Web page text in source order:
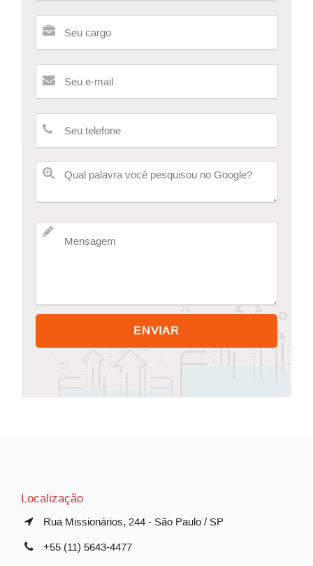
Localização
Rua Missionários, 244 - São Paulo / SP
+55 (11) 5643-4477